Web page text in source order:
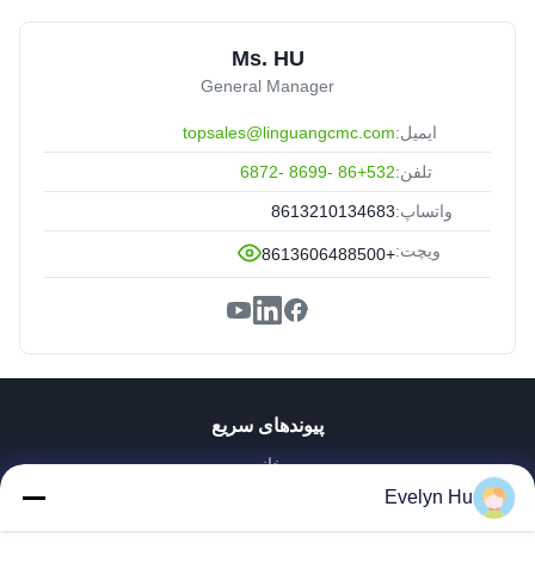
Ms. HU
General Manager
ایمیل:topsales@linguangcmc.com
تلفن:86+532 -8699 -6872
واتساپ:8613210134683
ویچت:+8613606488500
پیوندهای سریع
خانه
Evelyn Hu